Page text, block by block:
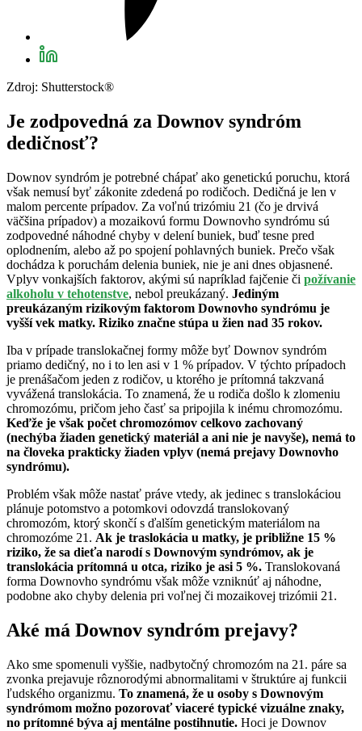
Zdroj: Shutterstock®
Je zodpovedná za Downov syndróm
dedičnosť?
Downov syndróm je potrebné chápať ako genetickú poruchu, ktorá
však nemusí byť zákonite zdedená po rodičoch. Dedičná je len v
malom percente prípadov. Za voľnú trizómiu 21 (čo je drvivá
väčšina prípadov) a mozaikovú formu Downovho syndrómu sú
zodpovedné náhodné chyby v delení buniek, buď tesne pred
oplodnením, alebo až po spojení pohlavných buniek. Prečo však
dochádza k poruchám delenia buniek, nie je ani dnes objasnené.
Vplyv vonkajších faktorov, akými sú napríklad fajčenie či požívanie
alkoholu v tehotenstve, nebol preukázaný. Jediným
preukázaným rizikovým faktorom Downovho syndrómu je
vyšší vek matky. Riziko značne stúpa u žien nad 35 rokov.
Iba v prípade translokačnej formy môže byť Downov syndróm
priamo dedičný, no i to len asi v 1 % prípadov. V týchto prípadoch
je prenášačom jeden z rodičov, u ktorého je prítomná takzvaná
vyvážená translokácia. To znamená, že u rodiča došlo k zlomeniu
chromozómu, pričom jeho časť sa pripojila k inému chromozómu.
Keďže je však počet chromozómov celkovo zachovaný
(nechýba žiaden genetický materiál a ani nie je navyše), nemá to
na človeka prakticky žiaden vplyv (nemá prejavy Downovho
syndrómu).
Problém však môže nastať práve vtedy, ak jedinec s translokáciou
plánuje potomstvo a potomkovi odovzdá translokovaný
chromozóm, ktorý skončí s ďalším genetickým materiálom na
chromozóme 21. Ak je traslokácia u matky, je približne 15 %
riziko, že sa dieťa narodí s Downovým syndrómov, ak je
translokácia prítomná u otca, riziko je asi 5 %. Translokovaná
forma Downovho syndrómu však môže vzniknúť aj náhodne,
podobne ako chyby delenia pri voľnej či mozaikovej trizómii 21.
Aké má Downov syndróm prejavy?
Ako sme spomenuli vyššie, nadbytočný chromozóm na 21. páre sa
zvonka prejavuje rôznorodými abnormalitami v štruktúre aj funkcii
ľudského organizmu. To znamená, že u osoby s Downovým
syndrómom možno pozorovať viaceré typické vizuálne znaky,
no prítomné býva aj mentálne postihnutie. Hoci je Downov